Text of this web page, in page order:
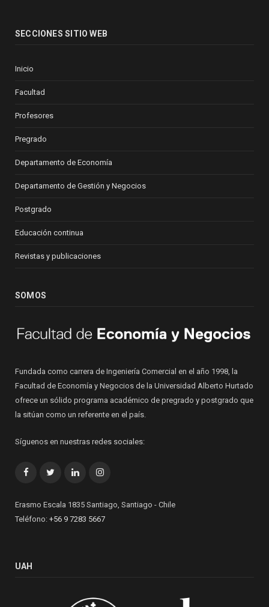
SECCIONES SITIO WEB
Inicio
Facultad
Profesores
Pregrado
Departamento de Economía
Departamento de Gestión y Negocios
Postgrado
Educación continua
Revistas y publicaciones
SOMOS
Fundada como carrera de Ingeniería Comercial en el año 1998, la
Facultad de Economía y Negocios de la Universidad Alberto Hurtado
ofrece un sólido programa académico de pregrado y postgrado que
la sitúan como un referente en el país.
Síguenos en nuestras redes sociales:
FacebookTwitterLinkedInInstagram
Erasmo Escala 1835 Santiago, Santiago - Chile
Teléfono: +56 9 7283 5667
UAH